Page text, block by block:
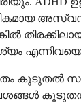
കൂടുതൽ